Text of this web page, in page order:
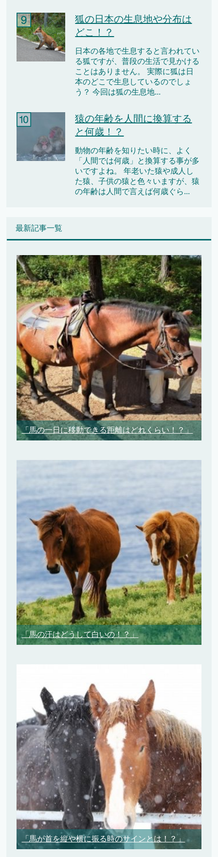
狐の日本の生息地や分布は
どこ！？
日本の各地で生息すると言われてい
る狐ですが、普段の生活で見かける
ことはありません。 実際に狐は日
本のどこで生息しているのでしょ
う？ 今回は狐の生息地...
猿の年齢を人間に換算する
と何歳！？
動物の年齢を知りたい時に、よく
「人間では何歳」と換算する事が多
いですよね。 年老いた猿や成人し
た猿、子供の猿と色々いますが、猿
の年齢は人間で言えば何歳ぐら...
最新記事一覧
「馬の一日に移動できる距離はどれくらい！？」
「馬の汗はどうして白いの！？」
「馬が首を縦や横に振る時のサインとは！？」